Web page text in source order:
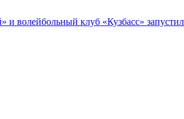
и волейбольный клуб «Кузбасс»